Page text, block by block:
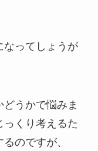
なってしょうが
うかで悩みま
っくり考えるた
のですが、